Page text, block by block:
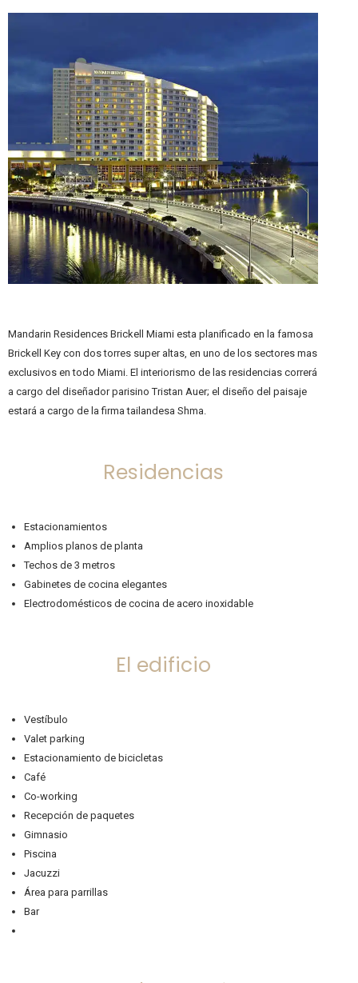
Mandarin Residences Brickell Miami esta planificado en la famosa
Brickell Key con dos torres super altas, en uno de los sectores mas
exclusivos en todo Miami. El interiorismo de las residencias correrá
a cargo del diseñador parisino Tristan Auer; el diseño del paisaje
estará a cargo de la firma tailandesa Shma.
Residencias
Estacionamientos
Amplios planos de planta
Techos de 3 metros
Gabinetes de cocina elegantes
Electrodomésticos de cocina de acero inoxidable
El edificio
Vestíbulo
Valet parking
Estacionamiento de bicicletas
Café
Co-working
Recepción de paquetes
Gimnasio
Piscina
Jacuzzi
Área para parrillas
Bar